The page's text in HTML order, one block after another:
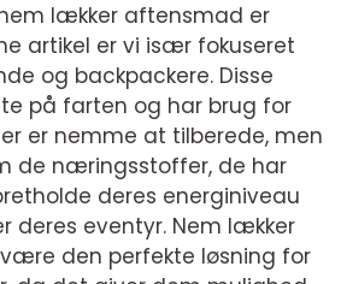
lækker aftensmad er
artikel er vi især fokuseret
og backpackere. Disse
på farten og har brug for
er nemme at tilberede, men
de næringsstoffer, de har
deres energiniveau
deres eventyr. Nem lækker
den perfekte løsning for